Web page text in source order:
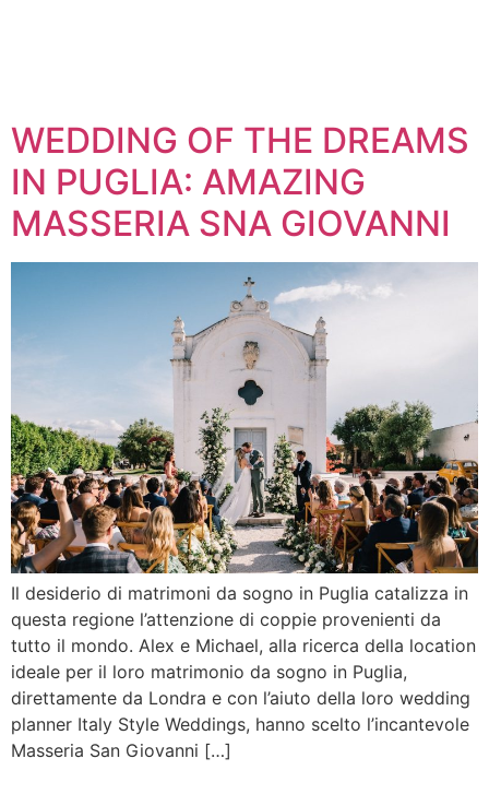
WEDDING OF THE DREAMS
IN PUGLIA: AMAZING
MASSERIA SNA GIOVANNI
Il desiderio di matrimoni da sogno in Puglia catalizza in
questa regione l’attenzione di coppie provenienti da
tutto il mondo. Alex e Michael, alla ricerca della location
ideale per il loro matrimonio da sogno in Puglia,
direttamente da Londra e con l’aiuto della loro wedding
planner Italy Style Weddings, hanno scelto l’incantevole
Masseria San Giovanni […]